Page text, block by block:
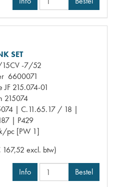
SET
15CV -7/52
6600071
JF 215.074-01
215074
| C.11.65.17 / 18 |
| P429
pc [PW 1]
167,52 excl. btw)
Info Bestel